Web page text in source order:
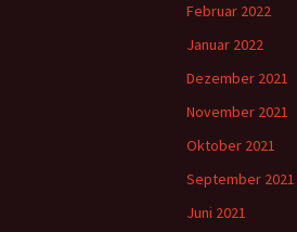
Februar 2022
Januar 2022
Dezember 2021
November 2021
Oktober 2021
September 2021
Juni 2021